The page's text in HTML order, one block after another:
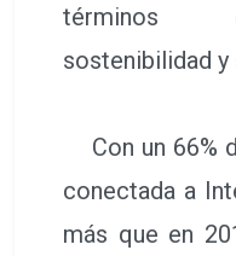
términos
sostenibilidad
Con un 66%
conectada a
más que en